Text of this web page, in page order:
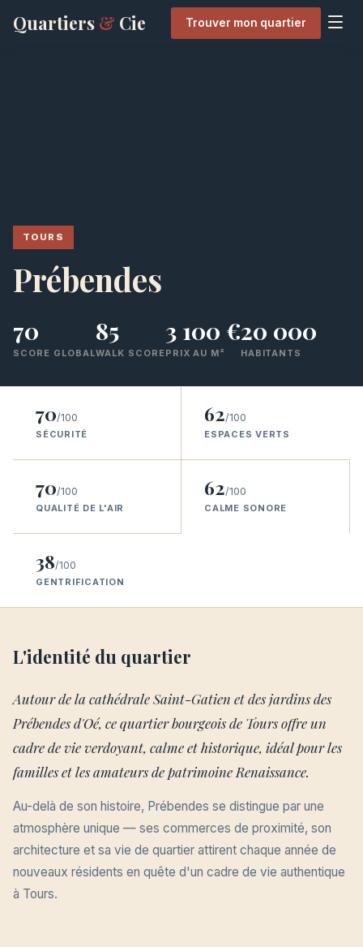
Quartiers & Cie Trouver mon quartier
TOURS
Prébendes
70
SCORE GLOBAL
85
WALK SCORE
3 100 €
PRIX AU M²
20 000
HABITANTS
70/100
SÉCURITÉ
62/100
ESPACES VERTS
70/100
QUALITÉ DE L'AIR
62/100
CALME SONORE
38/100
GENTRIFICATION
L'identité du quartier
Autour de la cathédrale Saint-Gatien et des jardins des
Prébendes d'Oé, ce quartier bourgeois de Tours offre un
cadre de vie verdoyant, calme et historique, idéal pour les
familles et les amateurs de patrimoine Renaissance.
Au-delà de son histoire, Prébendes se distingue par une
atmosphère unique — ses commerces de proximité, son
architecture et sa vie de quartier attirent chaque année de
nouveaux résidents en quête d'un cadre de vie authentique
à Tours.